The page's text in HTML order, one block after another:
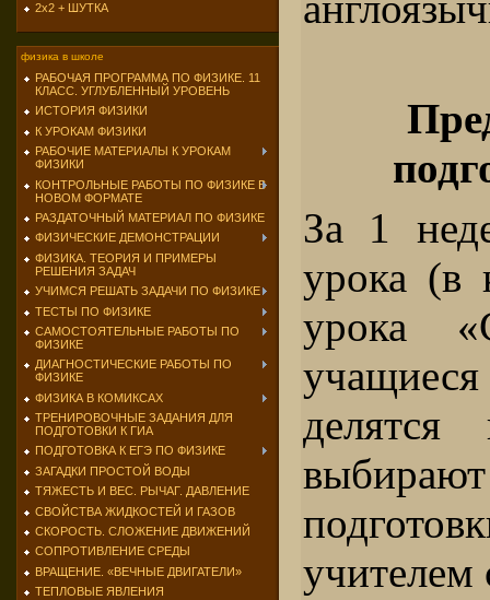
2х2 + ШУТКА
физика в школе
РАБОЧАЯ ПРОГРАММА ПО ФИЗИКЕ. 11
КЛАСС. УГЛУБЛЕННЫЙ УРОВЕНЬ
ИСТОРИЯ ФИЗИКИ
К УРОКАМ ФИЗИКИ
РАБОЧИЕ МАТЕРИАЛЫ К УРОКАМ
ФИЗИКИ
КОНТРОЛЬНЫЕ РАБОТЫ ПО ФИЗИКЕ В
НОВОМ ФОРМАТЕ
РАЗДАТОЧНЫЙ МАТЕРИАЛ ПО ФИЗИКЕ
ФИЗИЧЕСКИЕ ДЕМОНСТРАЦИИ
ФИЗИКА. ТЕОРИЯ И ПРИМЕРЫ
РЕШЕНИЯ ЗАДАЧ
УЧИМСЯ РЕШАТЬ ЗАДАЧИ ПО ФИЗИКЕ
ТЕСТЫ ПО ФИЗИКЕ
САМОСТОЯТЕЛЬНЫЕ РАБОТЫ ПО
ФИЗИКЕ
ДИАГНОСТИЧЕСКИЕ РАБОТЫ ПО
ФИЗИКЕ
ФИЗИКА В КОМИКСАХ
ТРЕНИРОВОЧНЫЕ ЗАДАНИЯ ДЛЯ
ПОДГОТОВКИ К ГИА
ПОДГОТОВКА К ЕГЭ ПО ФИЗИКЕ
ЗАГАДКИ ПРОСТОЙ ВОДЫ
ТЯЖЕСТЬ И ВЕС. РЫЧАГ. ДАВЛЕНИЕ
СВОЙСТВА ЖИДКОСТЕЙ И ГАЗОВ
СКОРОСТЬ. СЛОЖЕНИЕ ДВИЖЕНИЙ
СОПРОТИВЛЕНИЕ СРЕДЫ
ВРАЩЕНИЕ. «ВЕЧНЫЕ ДВИГАТЕЛИ»
ТЕПЛОВЫЕ ЯВЛЕНИЯ
За 1
урока (в
урока
учителем